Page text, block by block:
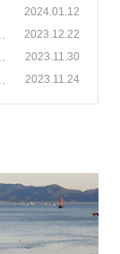
2024.01.12
2023.12.22
2023.11.30
2023.11.24